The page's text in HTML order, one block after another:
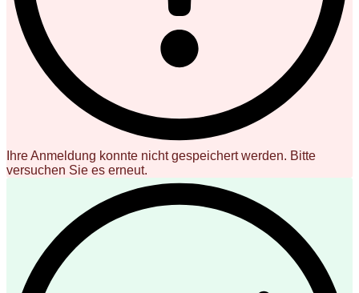
Ihre Anmeldung konnte nicht gespeichert werden. Bitte
versuchen Sie es erneut.